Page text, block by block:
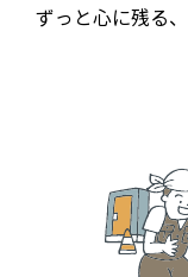
ずっと心に残る、